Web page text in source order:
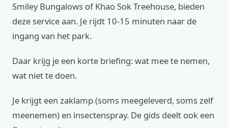
Smiley Bungalows of Khao Sok Treehouse, bieden
deze service aan. Je rijdt 10-15 minuten naar de
ingang van het park.
Daar krijg je een korte briefing: wat mee te nemen,
wat niet te doen.
Je krijgt een zaklamp (soms meegeleverd, soms zelf
meenemen) en insectenspray. De gids deelt ook een